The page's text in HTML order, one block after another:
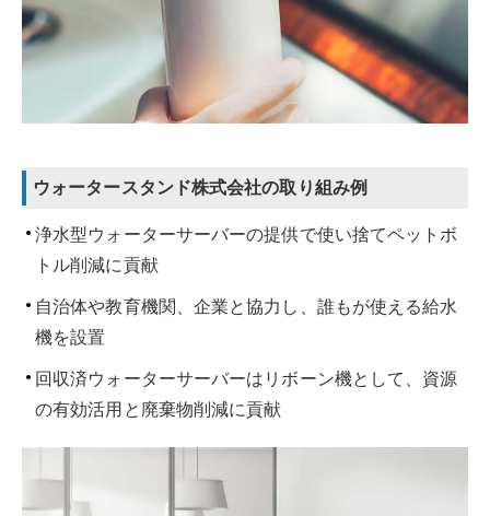
ウォータースタンド株式会社の取り組み例
浄水型ウォーターサーバーの提供で使い捨てペットボ
トル削減に貢献
自治体や教育機関、企業と協力し、誰もが使える給水
機を設置
回収済ウォーターサーバーはリボーン機として、資源
の有効活用と廃棄物削減に貢献